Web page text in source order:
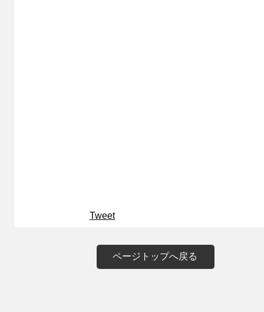
Tweet
ページトップへ戻る